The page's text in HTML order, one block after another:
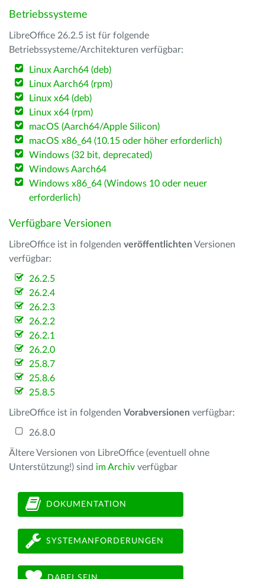
Betriebssysteme
LibreOffice 26.2.5 ist für folgende
Betriebssysteme/Architekturen verfügbar:
Linux Aarch64 (deb)
Linux Aarch64 (rpm)
Linux x64 (deb)
Linux x64 (rpm)
macOS (Aarch64/Apple Silicon)
macOS x86_64 (10.15 oder höher erforderlich)
Windows (32 bit, deprecated)
Windows Aarch64
Windows x86_64 (Windows 10 oder neuer
erforderlich)
Verfügbare Versionen
LibreOffice ist in folgenden veröffentlichten Versionen
verfügbar:
26.2.5
26.2.4
26.2.3
26.2.2
26.2.1
26.2.0
25.8.7
25.8.6
25.8.5
LibreOffice ist in folgenden Vorabversionen verfügbar:
26.8.0
Ältere Versionen von LibreOffice (eventuell ohne
Unterstützung!) sind im Archiv verfügbar
DOKUMENTATION
SYSTEMANFORDERUNGEN